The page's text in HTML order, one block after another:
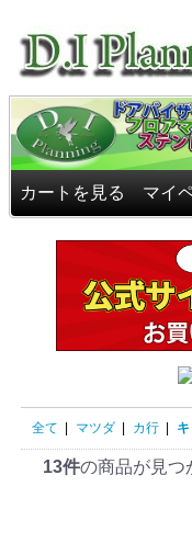
カートを見る マイ
全て マツダ カ行
13件の商品が見つ